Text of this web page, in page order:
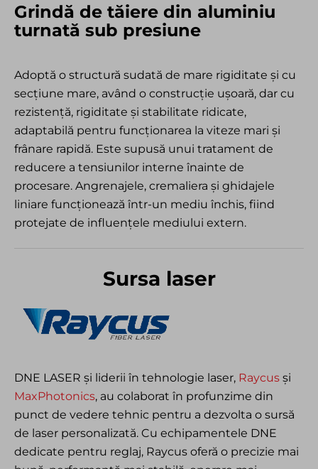
Grindă de tăiere din aluminiu
turnată sub presiune
Adoptă o structură sudată de mare rigiditate și cu
secțiune mare, având o construcție ușoară, dar cu
rezistență, rigiditate și stabilitate ridicate,
adaptabilă pentru funcționarea la viteze mari și
frânare rapidă. Este supusă unui tratament de
reducere a tensiunilor interne înainte de
procesare. Angrenajele, cremaliera și ghidajele
liniare funcționează într-un mediu închis, fiind
protejate de influențele mediului extern.
Sursa laser
DNE LASER și liderii în tehnologie laser, Raycus și
MaxPhotonics, au colaborat în profunzime din
punct de vedere tehnic pentru a dezvolta o sursă
de laser personalizată. Cu echipamentele DNE
dedicate pentru reglaj, Raycus oferă o precizie mai